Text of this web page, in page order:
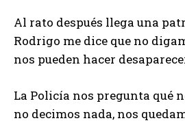
Al rato después llega una
Rodrigo me dice que no
nos pueden hacer
La Policía nos pregunta qué
no decimos nada, nos